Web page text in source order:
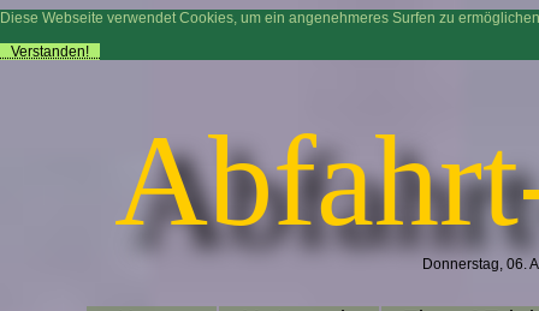
Diese Webseite verwendet Cookies, um ein angenehmeres Surfen zu
Verstanden!
Donnerstag, 06.